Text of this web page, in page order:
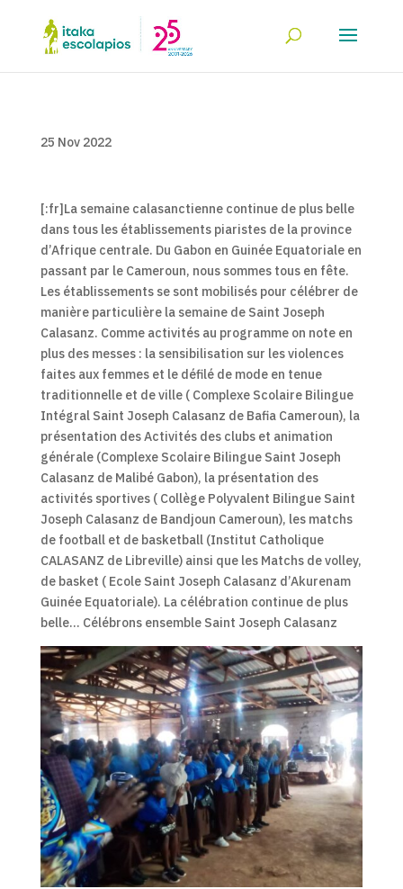
25 Nov 2022
[:fr]La semaine calasanctienne continue de plus belle
dans tous les établissements piaristes de la province
d’Afrique centrale. Du Gabon en Guinée Equatoriale en
passant par le Cameroun, nous sommes tous en fête.
Les établissements se sont mobilisés pour célébrer de
manière particulière la semaine de Saint Joseph
Calasanz. Comme activités au programme on note en
plus des messes : la sensibilisation sur les violences
faites aux femmes et le défilé de mode en tenue
traditionnelle et de ville ( Complexe Scolaire Bilingue
Intégral Saint Joseph Calasanz de Bafia Cameroun), la
présentation des Activités des clubs et animation
générale (Complexe Scolaire Bilingue Saint Joseph
Calasanz de Malibé Gabon), la présentation des
activités sportives ( Collège Polyvalent Bilingue Saint
Joseph Calasanz de Bandjoun Cameroun), les matchs
de football et de basketball (Institut Catholique
CALASANZ de Libreville) ainsi que les Matchs de volley,
de basket ( Ecole Saint Joseph Calasanz d’Akurenam
Guinée Equatoriale). La célébration continue de plus
belle… Célébrons ensemble Saint Joseph Calasanz